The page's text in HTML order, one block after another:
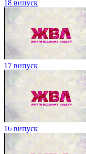
18 випуск
17 випуск
16 випуск